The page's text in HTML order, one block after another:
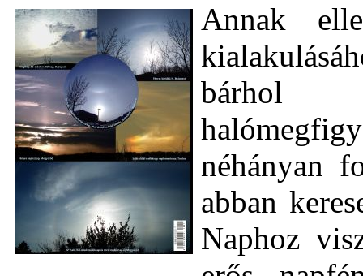
Annak
bárhol
néhányan
abban
Naphoz